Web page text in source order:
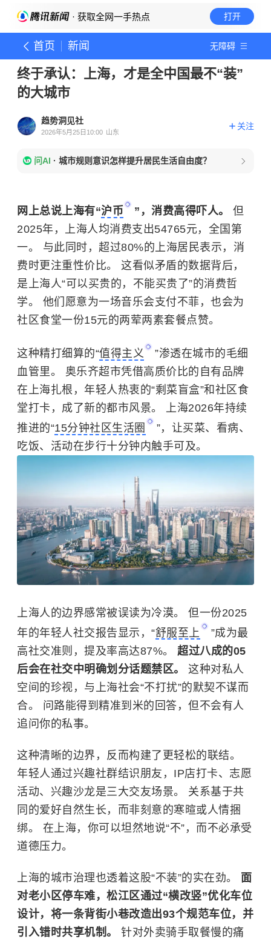
· 获取全网一手热点 打开
首页 新闻 无障碍
终于承认：上海，才是全中国最不“装”
的大城市
趋势洞见社
2026年5月25日10:00 山东
关注
问AI · 城市规则意识怎样提升居民生活自由度？
网上总说上海有“沪币 ”，消费高得吓人。 但
2025年，上海人均消费支出54765元，全国第
一。 与此同时，超过80%的上海居民表示，消
费时更注重性价比。 这看似矛盾的数据背后，
是上海人“可以买贵的，不能买贵了”的消费哲
学。 他们愿意为一场音乐会支付不菲，也会为
社区食堂一份15元的两荤两素套餐点赞。
这种精打细算的“值得主义
”渗透在城市的毛细
血管里。 奥乐齐超市凭借高质价比的自有品牌
在上海扎根，年轻人热衷的“剩菜盲盒”和社区食
堂打卡，成了新的都市风景。 上海2026年持续
推进的“15分钟社区生活圈
”，让买菜、看病、
吃饭、活动在步行十分钟内触手可及。
上海人的边界感常被误读为冷漠。 但一份2025
年的年轻人社交报告显示，“舒服至上
”成为最
高社交准则，提及率高达87%。 超过八成的05
后会在社交中明确划分话题禁区。 这种对私人
空间的珍视，与上海社会“不打扰”的默契不谋而
合。 问路能得到精准到米的回答，但不会有人
追问你的私事。
这种清晰的边界，反而构建了更轻松的联结。
年轻人通过兴趣社群结识朋友，IP店打卡、志愿
活动、兴趣沙龙是三大交友场景。 关系基于共
同的爱好自然生长，而非刻意的寒暄或人情捆
绑。 在上海，你可以坦然地说“不”，而不必承受
道德压力。
上海的城市治理也透着这股“不装”的实在劲。 面
对老小区停车难，松江区通过“横改竖”优化车位
设计，将一条背街小巷改造出93个规范车位，并
引入错时共享机制。 针对外卖骑手取餐慢的痛